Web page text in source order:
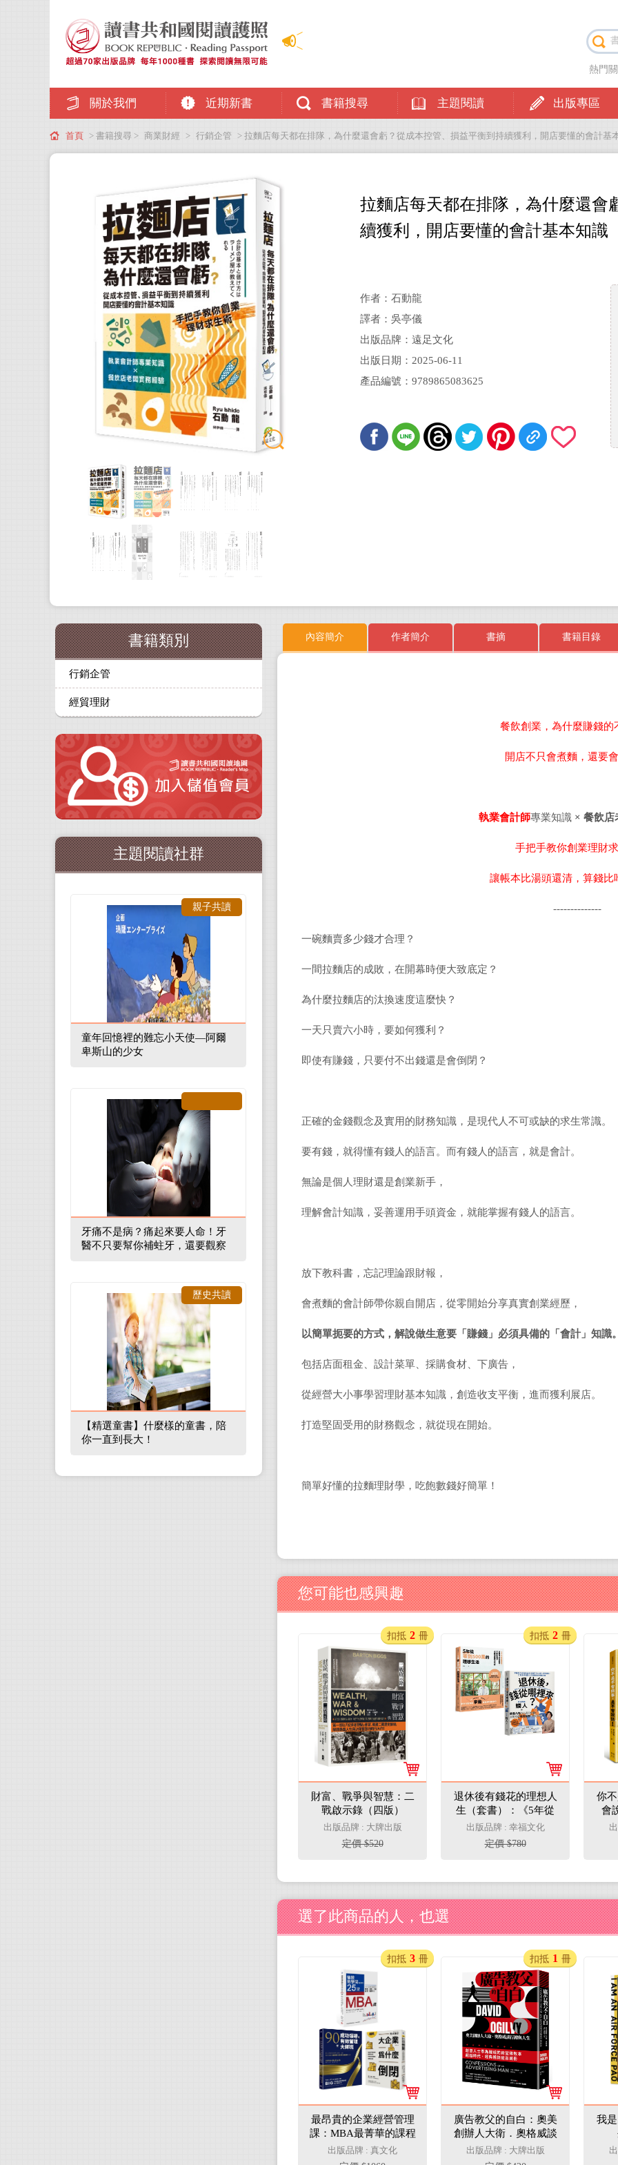
關於我們 近期新書 書籍搜尋 主題閱讀 出版專區
熱門
首頁 > 書籍搜尋 > 商業財經 > 行銷企管 > 拉麵店每天都在排隊，為什麼還會虧？從成本控管、損益平衡到持續獲利，開店要懂的會計基
拉麵店每天都在排隊，為什麼還會
續獲利，開店要懂的會計基本知識
作者：石動龍
譯者：吳亭儀
出版品牌：遠足文化
出版日期：2025-06-11
產品編號：9789865083625
內容簡介 作者簡介 書摘 書籍目錄
餐飲創業，為什麼賺錢的
開店不只會煮麵，還要
執業會計師專業知識 × 餐飲店
手把手教你創業理財
讓帳本比湯頭還清，算錢比
--------------
一碗麵賣多少錢才合理？
一間拉麵店的成敗，在開幕時便大致底定？
為什麼拉麵店的汰換速度這麼快？
一天只賣六小時，要如何獲利？
即使有賺錢，只要付不出錢還是會倒閉？
正確的金錢觀念及實用的財務知識，是現代人不可或缺的求生常識。
要有錢，就得懂有錢人的語言。而有錢人的語言，就是會計。
無論是個人理財還是創業新手，
理解會計知識，妥善運用手頭資金，就能掌握有錢人的語言。
放下教科書，忘記理論跟財報，
會煮麵的會計師帶你親自開店，從零開始分享真實創業經歷，
以簡單扼要的方式，解說做生意要「賺錢」必須具備的「會計」知識
包括店面租金、設計菜單、採購食材、下廣告，
從經營大小事學習理財基本知識，創造收支平衡，進而獲利展店。
打造堅固受用的財務觀念，就從現在開始。
簡單好懂的拉麵理財學，吃飽數錢好簡單！
您可能也感興趣
財富、戰爭與智慧：二
戰啟示錄（四版）
出版品牌 : 大牌出版
定價 $520
扣抵 2 冊
退休後有錢花的理想人
生（套書）：《5年從
零到500萬的理想生
活》+《退休後，錢從
哪裡來？》
出版品牌 : 幸福文化
定價 $780
扣抵 2 冊
你
會
選了此商品的人，也選
最昂貴的企業經營管理
課：MBA最菁華的課程
X管理大師的實戰指引
X避開經營管理風險（3
出版品牌 : 真文化
扣抵 3 冊
廣告教父的自白：奧美
創辦人大衛．奧格威談
行銷與人生
出版品牌 : 大牌出版
扣抵 1 冊
我
書籍類別
行銷企管
經貿理財
主題閱讀社群
童年回憶裡的難忘小天使—阿爾
卑斯山的少女
親子共讀
牙痛不是病？痛起來要人命！牙
醫不只要幫你補蛀牙，還要觀察
【精選童書】什麼樣的童書，陪
你一直到長大！
歷史共讀